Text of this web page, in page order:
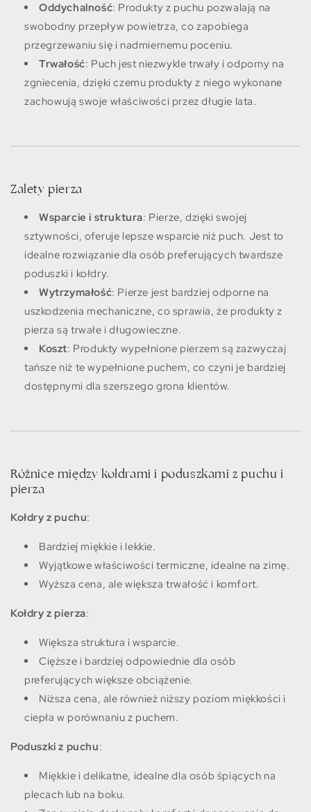
Oddychalność: Produkty z puchu pozwalają na
swobodny przepływ powietrza, co zapobiega
przegrzewaniu się i nadmiernemu poceniu.
Trwałość: Puch jest niezwykle trwały i odporny na
zgniecenia, dzięki czemu produkty z niego wykonane
zachowują swoje właściwości przez długie lata.
Zalety pierza
Wsparcie i struktura: Pierze, dzięki swojej
sztywności, oferuje lepsze wsparcie niż puch. Jest to
idealne rozwiązanie dla osób preferujących twardsze
poduszki i kołdry.
Wytrzymałość: Pierze jest bardziej odporne na
uszkodzenia mechaniczne, co sprawia, że produkty z
pierza są trwałe i długowieczne.
Koszt: Produkty wypełnione pierzem są zazwyczaj
tańsze niż te wypełnione puchem, co czyni je bardziej
dostępnymi dla szerszego grona klientów.
Różnice między kołdrami i poduszkami z puchu i
pierza
Kołdry z puchu:
Bardziej miękkie i lekkie.
Wyjątkowe właściwości termiczne, idealne na zimę.
Wyższa cena, ale większa trwałość i komfort.
Kołdry z pierza:
Większa struktura i wsparcie.
Cięższe i bardziej odpowiednie dla osób
preferujących większe obciążenie.
Niższa cena, ale również niższy poziom miękkości i
ciepła w porównaniu z puchem.
Poduszki z puchu:
Miękkie i delikatne, idealne dla osób śpiących na
plecach lub na boku.